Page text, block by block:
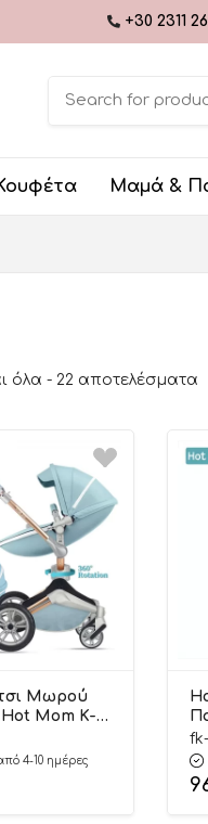
+30 2311
Μαμά &
όλα - 22 αποτελέσματα
Μωρού
Hot Mom K-
(6
4-10 ημέρες